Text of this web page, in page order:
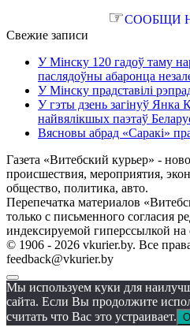
☞СООБЩИ
Свежие записи
У Мінску 120 гадоў таму
паслядоўны абаронца
У Мінску прадставілі
У гэты дзень загінуў Янка
найвялікшых паэтаў
Вясновы абрад «Саракі»
Газета «Витебский курьер» -
происшествия, мероприятия,
общество, политика, авто.
Перепечатка материалов
только с письменного согласия
индексируемой гиперссылкой на
© 1906 - 2026 vkurier.by. Все
feedback@vkurier.by
Мы используем куки для
сайта. Если Вы продолжите
считать что Вас это устраивает.